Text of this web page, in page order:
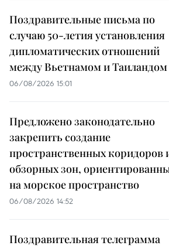
Поздравительные письма по
случаю 50-летия установления
дипломатических отношений
между Вьетнамом и Таиландом
06/08/2026 15:01
Предложено законодательно
закрепить создание
пространственных коридоров
обзорных зон,
на морское пространство
06/08/2026 14:52
Поздравительная телеграмма